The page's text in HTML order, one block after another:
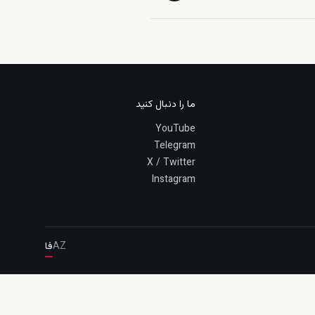
ما را دنبال کنید
YouTube
Telegram
X / Twitter
Instagram
AZفا